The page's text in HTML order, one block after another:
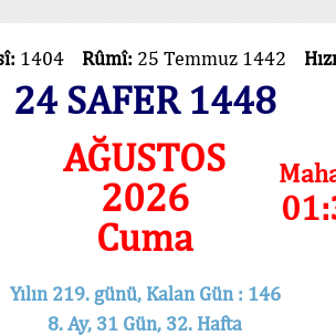
1404 Rûmî: 25 Temmuz 1442
24 SAFER 1448
AĞUSTOS
2026
Cuma
Yılın 219. günü, Kalan Gün : 146
8. Ay, 31 Gün, 32. Hafta